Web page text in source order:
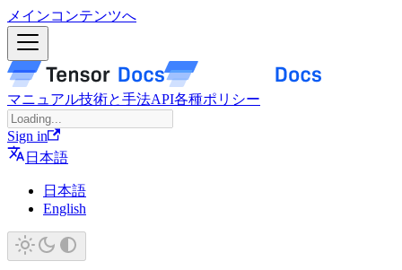
メインコンテンツへ
マニュアル技術と手法API各種ポリシー
Sign in
日本語
日本語
English